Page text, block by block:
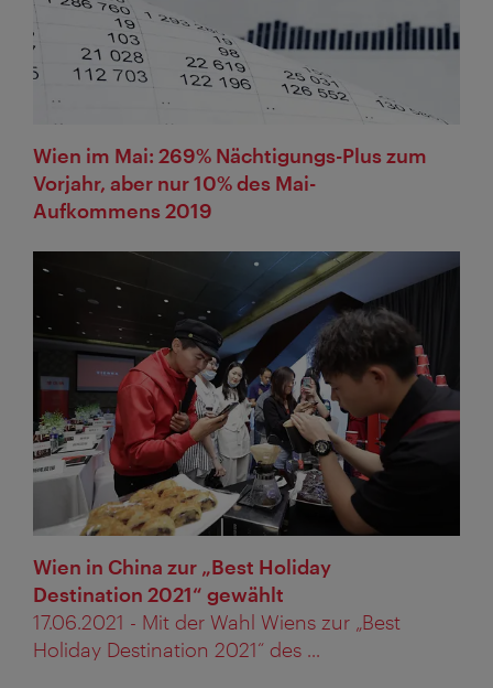
Wien im Mai: 269% Nächtigungs-Plus zum
Vorjahr, aber nur 10% des Mai-
Aufkommens 2019
Wien in China zur „Best Holiday
Destination 2021“ gewählt
17.06.2021 - Mit der Wahl Wiens zur „Best
Holiday Destination 2021“ des ...